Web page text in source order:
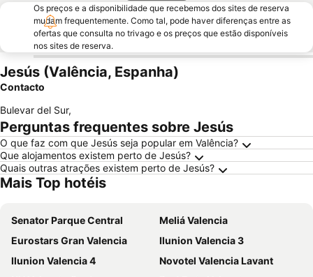
Os preços e a disponibilidade que recebemos dos sites de reserva
mudam frequentemente. Como tal, pode haver diferenças entre as
ofertas que consulta no trivago e os preços que estão disponíveis
nos sites de reserva.
Jesús (Valência, Espanha)
Contacto
Bulevar del Sur,
Perguntas frequentes sobre Jesús
O que faz com que Jesús seja popular em Valência?
Que alojamentos existem perto de Jesús?
Quais outras atrações existem perto de Jesús?
Mais Top hotéis
Senator Parque Central
Meliá Valencia
Eurostars Gran Valencia
Ilunion Valencia 3
Ilunion Valencia 4
Novotel Valencia Lavant